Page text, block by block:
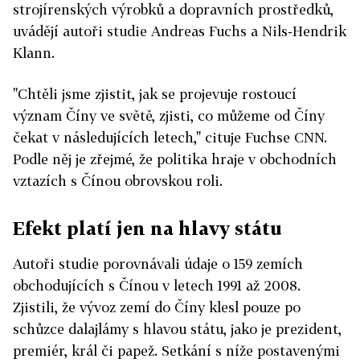
strojírenských výrobků a dopravních prostředků,
uvádějí autoři studie Andreas Fuchs a Nils-Hendrik
Klann.
"Chtěli jsme zjistit, jak se projevuje rostoucí
význam Číny ve světě, zjisti, co můžeme od Číny
čekat v následujících letech," cituje Fuchse CNN.
Podle něj je zřejmé, že politika hraje v obchodních
vztazích s Čínou obrovskou roli.
Efekt platí jen na hlavy státu
Autoři studie porovnávali údaje o 159 zemích
obchodujících s Čínou v letech 1991 až 2008.
Zjistili, že vývoz zemí do Číny klesl pouze po
schůzce dalajlámy s hlavou státu, jako je prezident,
premiér, král či papež. Setkání s níže postavenými